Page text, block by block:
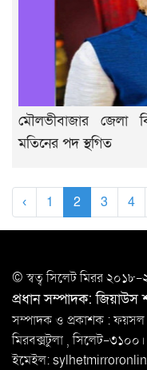
মৌলভীবাজার জেলা
মতিনের পদ স্থগিত
‹ 1 2 3 4
© স্বত্ব সি‌লেট মিরর
প্রধান সম্পাদক: জিয়াউস
সম্পাদক ও প্রকাশক : ফয়সল
মিরবক্সটুলা ,সি‌লেট-৩১০০।
ইমেইল: